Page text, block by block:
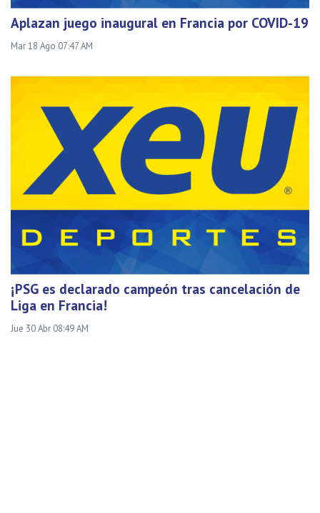
Aplazan juego inaugural en Francia por COVID-19
Mar 18 Ago 07:47 AM
¡PSG es declarado campeón tras cancelación de
Liga en Francia!
Jue 30 Abr 08:49 AM